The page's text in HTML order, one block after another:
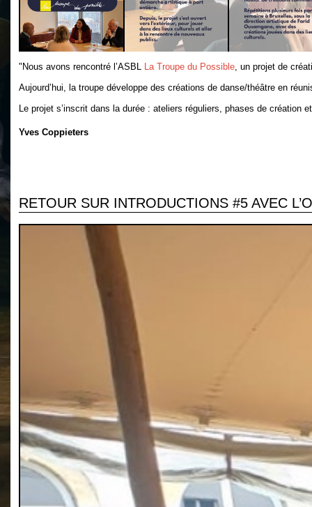
"Nous avons rencontré l’ASBL La Troupe du Possible, un projet de
Aujourd’hui, la troupe développe des créations de danse/théâtre en
Le projet s’inscrit dans la durée : ateliers réguliers, phases de
Yves Coppieters
RETOUR SUR INTRODUCTIONS #5 AVEC